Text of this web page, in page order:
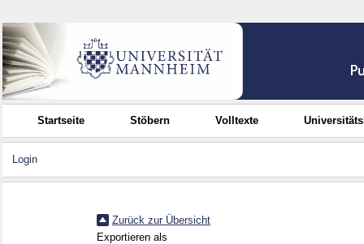
Startseite Stöbern Volltexte
Login
Zurück zur Übersicht
Exportieren als